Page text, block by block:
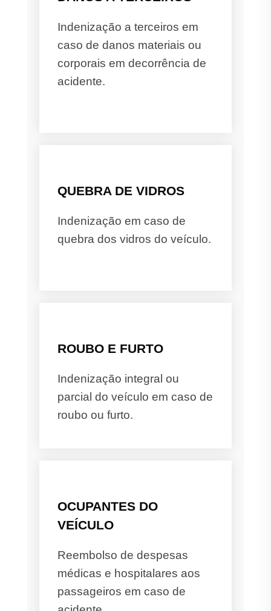
Indenização a terceiros em
caso de danos materiais ou
corporais em decorrência de
acidente.
QUEBRA DE VIDROS
Indenização em caso de
quebra dos vidros do veículo.
ROUBO E FURTO
Indenização integral ou
parcial do veículo em caso de
roubo ou furto.
OCUPANTES DO
VEÍCULO
Reembolso de despesas
médicas e hospitalares aos
passageiros em caso de